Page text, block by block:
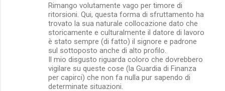
Rimango volutamente vago per timore di
ritorsioni. Qui, questa forma di sfruttamento ha
trovato la sua naturale collocazione dato che
storicamente e culturalmente il datore di lavoro
è stato sempre (di fatto) il signore e padrone
sul sottoposto anche di alto profilo.
Il mio disgusto riguarda coloro che dovrebbero
vigilare su queste cose (la Guardia di Finanza
per capirci) che non fa nulla pur sapendo di
determinate situazioni.